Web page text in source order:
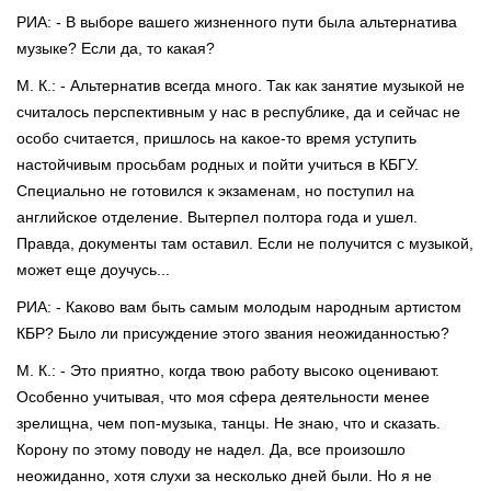
РИА: - В выборе вашего жизненного пути была альтернатива
музыке? Если да, то какая?
М. К.: - Альтернатив всегда много. Так как занятие музыкой не
считалось перспективным у нас в республике, да и сейчас не
особо считается, пришлось на какое-то время уступить
настойчивым просьбам родных и пойти учиться в КБГУ.
Специально не готовился к экзаменам, но поступил на
английское отделение. Вытерпел полтора года и ушел.
Правда, документы там оставил. Если не получится с музыкой,
может еще доучусь...
РИА: - Каково вам быть самым молодым народным артистом
КБР? Было ли присуждение этого звания неожиданностью?
М. К.: - Это приятно, когда твою работу высоко оценивают.
Особенно учитывая, что моя сфера деятельности менее
зрелищна, чем поп-музыка, танцы. Не знаю, что и сказать.
Корону по этому поводу не надел. Да, все произошло
неожиданно, хотя слухи за несколько дней были. Но я не